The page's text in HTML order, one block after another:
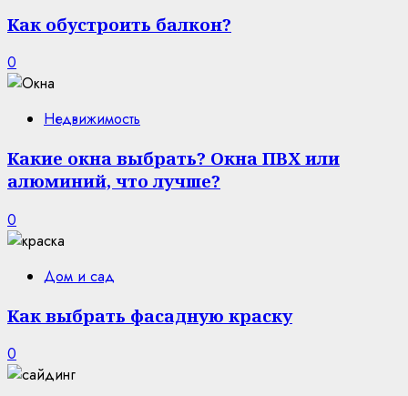
Как обустроить балкон?
0
Недвижимость
Какие окна выбрать? Окна ПВХ или
алюминий, что лучше?
0
Дом и сад
Как выбрать фасадную краску
0